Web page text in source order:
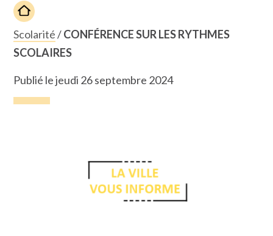
Scolarité/CONFÉRENCE SUR LES RYTHMES
SCOLAIRES
Publié le jeudi 26 septembre 2024